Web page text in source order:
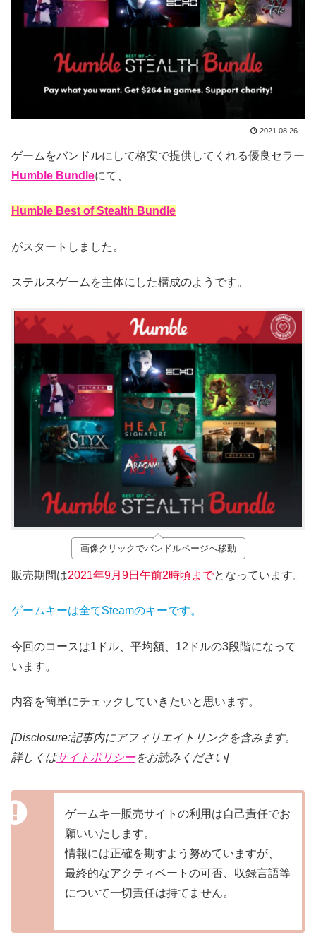
2021.08.26
ゲームをバンドルにして格安で提供してくれる優良セラー
Humble Bundleにて、
Humble Best of Stealth Bundle
がスタートしました。
ステルスゲームを主体にした構成のようです。
画像クリックでバンドルページへ移動
販売期間は2021年9月9日午前2時頃までとなっています。
ゲームキーは全てSteamのキーです。
今回のコースは1ドル、平均額、12ドルの3段階になって
います。
内容を簡単にチェックしていきたいと思います。
[Disclosure:記事内にアフィリエイトリンクを含みます。
詳しくはサイトポリシーをお読みください]
ゲームキー販売サイトの利用は自己責任でお
願いいたします。
情報には正確を期すよう努めていますが、
最終的なアクティベートの可否、収録言語等
について一切責任は持てません。